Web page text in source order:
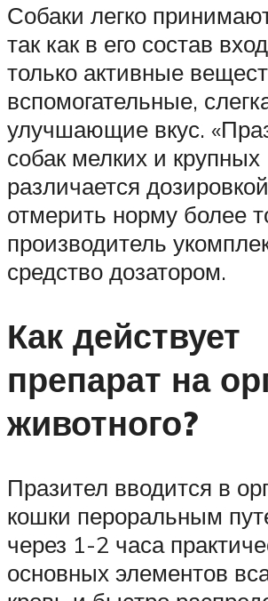
Собаки легко
так как в его состав
только активные
вспомогательные,
улучшающие вкус.
собак мелких и крупных
различается
отмерить норму более
производитель
средство дозатором.
Как действует
препарат на
животного?
Празител вводится в
кошки пероральным
через 1-2 часа
основных элементов